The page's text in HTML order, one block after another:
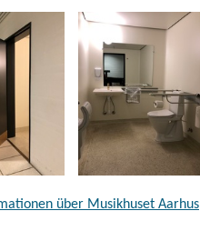
über Musikhuset Aarhus